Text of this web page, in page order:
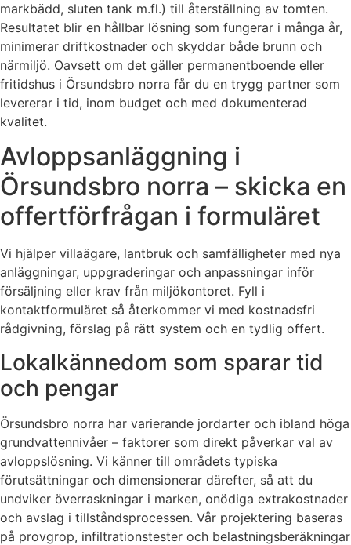
markbädd, sluten tank m.fl.) till återställning av tomten.
Resultatet blir en hållbar lösning som fungerar i många år,
minimerar driftkostnader och skyddar både brunn och
närmiljö. Oavsett om det gäller permanentboende eller
fritidshus i Örsundsbro norra får du en trygg partner som
levererar i tid, inom budget och med dokumenterad
kvalitet.
Avloppsanläggning i
Örsundsbro norra – skicka en
offertförfrågan i formuläret
Vi hjälper villaägare, lantbruk och samfälligheter med nya
anläggningar, uppgraderingar och anpassningar inför
försäljning eller krav från miljökontoret. Fyll i
kontaktformuläret så återkommer vi med kostnadsfri
rådgivning, förslag på rätt system och en tydlig offert.
Lokalkännedom som sparar tid
och pengar
Örsundsbro norra har varierande jordarter och ibland höga
grundvattennivåer – faktorer som direkt påverkar val av
avloppslösning. Vi känner till områdets typiska
förutsättningar och dimensionerar därefter, så att du
undviker överraskningar i marken, onödiga extrakostnader
och avslag i tillståndsprocessen. Vår projektering baseras
på provgrop, infiltrationstester och belastningsberäkningar